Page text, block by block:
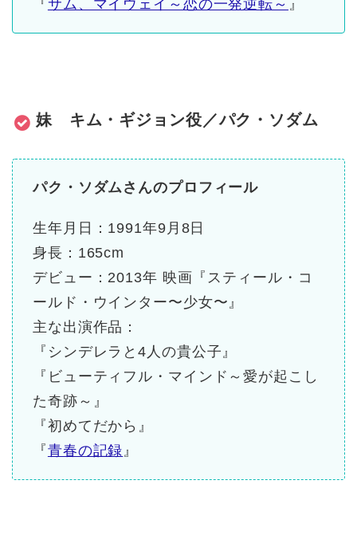
『 サム、マイウェイ～恋の一発逆転～ 』
妹 キム・ギジョン役／パク・ソダム
パク・ソダムさんのプロフィール
生年月日：1991年9月8日
身長：165cm
デビュー：2013年 映画『スティール・コ
ールド・ウインター〜少女〜』
主な出演作品：
『シンデレラと4人の貴公子』
『ビューティフル・マインド～愛が起こし
た奇跡～』
『初めてだから』
『青春の記録』